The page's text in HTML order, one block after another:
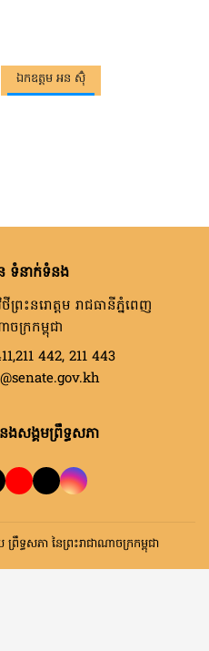
ឯកឧត្តម អន ស៊ុំ
ទំនាក់ទំនង
ព្រះនរោត្តម រាជធានីភ្នំពេញ
ចក្រកម្ពុជា
442, 211 443
សង្គមព្រឹទ្ធសភា
ធសភា នៃព្រះរាជាណាចក្រកម្ពុជា